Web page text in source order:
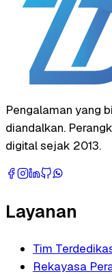
Pengalaman yang
diandalkan.
digital sejak 2013.
Layanan
Tim
Rekayasa